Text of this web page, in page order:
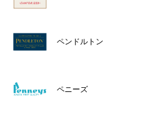
ペンドルトン
ペニーズ